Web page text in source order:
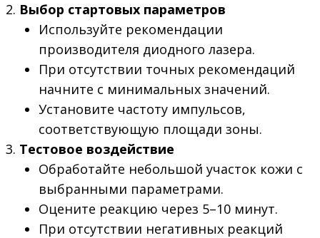
Выбор стартовых параметров
Используйте рекомендации
производителя диодного лазера.
При отсутствии точных рекомендаций
начните с минимальных значений.
Установите частоту импульсов,
соответствующую площади зоны.
Тестовое воздействие
Обработайте небольшой участок кожи с
выбранными параметрами.
Оцените реакцию через 5–10 минут.
При отсутствии негативных реакций